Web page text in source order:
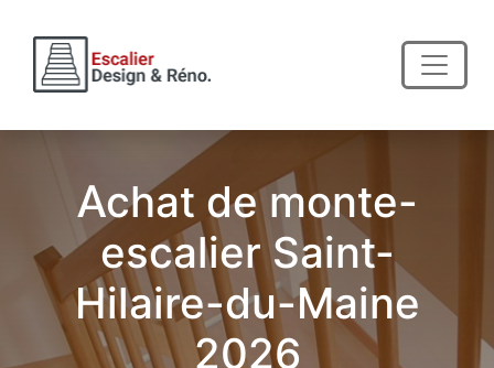
Achat de monte-
escalier Saint-
Hilaire-du-Maine
2026